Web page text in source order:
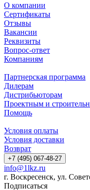
О компании
Сертификаты
Отзывы
Вакансии
Реквизиты
Вопрос-ответ
Компаниям
Партнерская программа
Дилерам
Дистрибьюторам
Проектным и
Помощь
Условия оплаты
Условия доставки
Возврат
+7 (495) 067-48-27
info@1lkz.ru
г. Воскресенск, ул.
Подписаться